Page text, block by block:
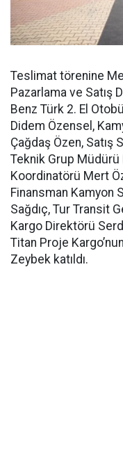
Teslimat törenine
Pazarlama ve Satış
Benz Türk 2. El
Didem Özensel,
Çağdaş Özen, Satış
Teknik Grup Müdürü
Koordinatörü Mert
Finansman Kamyon
Sağdıç, Tur Transit
Kargo Direktörü
Titan Proje
Zeybek katıldı.